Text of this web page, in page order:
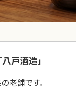
戸酒造」
老舗です。